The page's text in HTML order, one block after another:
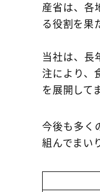
産省は、各
る役割を果
当社は、長
注により、
を展開して
今後も多く
組んでまい